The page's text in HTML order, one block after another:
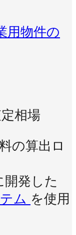
用物件の
相場
の算出ロ
開発した
ム を使用